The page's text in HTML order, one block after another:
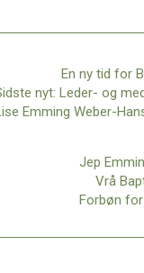
En ny tid for
Jep
Vrå
Forbøn